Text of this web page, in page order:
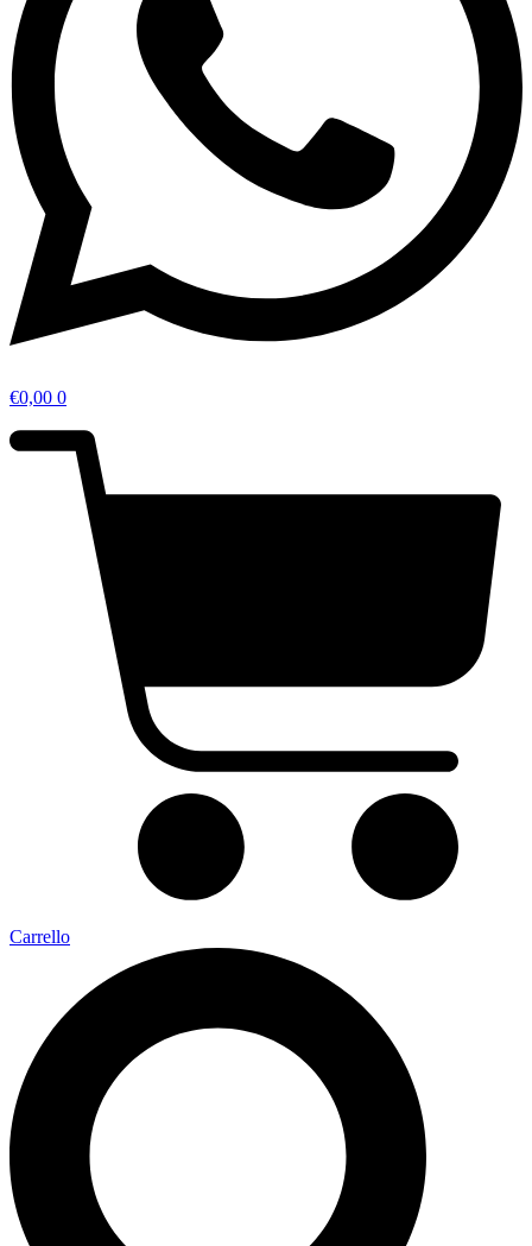
€0,00 0
Carrello